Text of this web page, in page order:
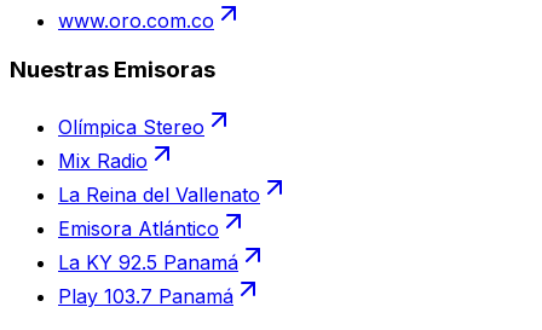
www.oro.com.co
Nuestras Emisoras
Olímpica Stereo
Mix Radio
La Reina del Vallenato
Emisora Atlántico
La KY 92.5 Panamá
Play 103.7 Panamá